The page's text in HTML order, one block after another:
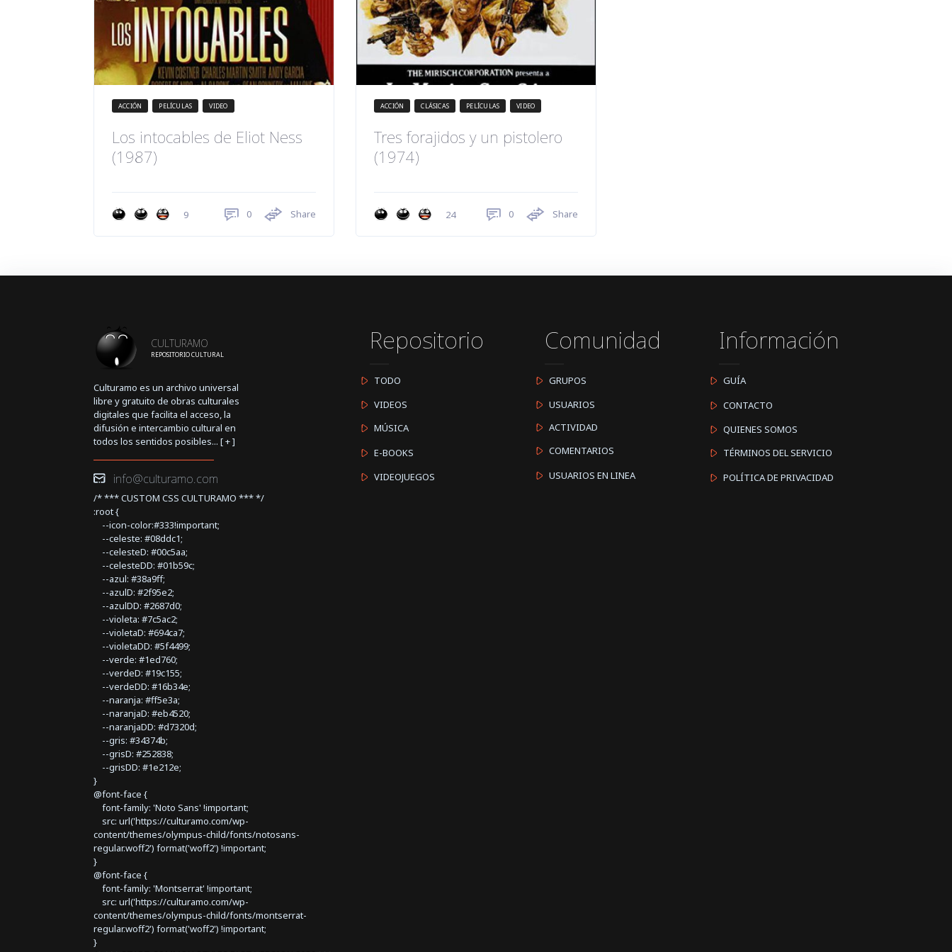
ACCIÓN PELÍCULAS VIDEO
Los intocables de Eliot Ness
(1987)
9 0 Share
ACCIÓN CLÁSICAS PELÍCULAS VIDEO
Tres forajidos y un pistolero
(1974)
24 0 Share
CULTURAMO
REPOSITORIO CULTURAL
Culturamo es un archivo universal
libre y gratuito de obras culturales
digitales que facilita el acceso, la
difusión e intercambio cultural en
todos los sentidos posibles... [+]
info@culturamo.com
/* *** CUSTOM CSS CULTURAMO *** */
:root {
--icon-color:#333!important;
--celeste: #08ddc1;
--celesteD: #00c5aa;
--celesteDD: #01b59c;
--azul: #38a9ff;
--azulD: #2f95e2;
--azulDD: #2687d0;
--violeta: #7c5ac2;
--violetaD: #694ca7;
--violetaDD: #5f4499;
--verde: #1ed760;
--verdeD: #19c155;
--verdeDD: #16b34e;
--naranja: #ff5e3a;
--naranjaD: #eb4520;
--naranjaDD: #d7320d;
--gris: #34374b;
--grisD: #252838;
--grisDD: #1e212e;
}
@font-face {
font-family: 'Noto Sans' !important;
src: url('https://culturamo.com/wp-
content/themes/olympus-child/fonts/notosans-
regular.woff2') format('woff2') !important;
}
@font-face {
font-family: 'Montserrat' !important;
src: url('https://culturamo.com/wp-
content/themes/olympus-child/fonts/montserrat-
regular.woff2') format('woff2') !important;
}
Repositorio
TODO
VIDEOS
MÚSICA
E-BOOKS
VIDEOJUEGOS
Comunidad
GRUPOS
USUARIOS
ACTIVIDAD
COMENTARIOS
USUARIOS EN LINEA
Información
GUÍA
CONTACTO
QUIENES SOMOS
TÉRMINOS DEL SERVICIO
POLÍTICA DE PRIVACIDAD